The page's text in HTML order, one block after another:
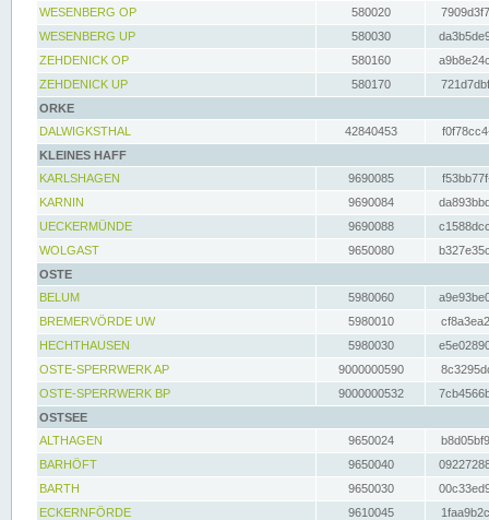
WESENBERG OP
580020
WESENBERG UP
580030
ZEHDENICK OP
580160
ZEHDENICK UP
580170
ORKE
DALWIGKSTHAL
42840453
KLEINES HAFF
KARLSHAGEN
9690085
KARNIN
9690084
UECKERMÜNDE
9690088
WOLGAST
9650080
OSTE
BELUM
5980060
BREMERVÖRDE UW
5980010
HECHTHAUSEN
5980030
OSTE-SPERRWERK AP
9000000590
OSTE-SPERRWERK BP
9000000532
OSTSEE
ALTHAGEN
9650024
BARHÖFT
9650040
BARTH
9650030
ECKERNFÖRDE
9610045